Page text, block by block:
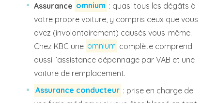
Assurance omnium : quasi tous les dégâts à
votre propre voiture, y compris ceux que vous
avez (involontairement) causés vous-même.
Chez KBC une omnium complète comprend
aussi l’assistance dépannage par VAB et une
voiture de remplacement.
Assurance conducteur : prise en charge de